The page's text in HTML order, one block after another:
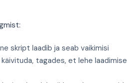
skript laadib ja seab vaikimisi
tagades, et lehe laadimise